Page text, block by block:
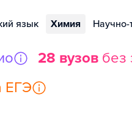
язык Химия Научно-
28 вузов без
ЕГЭ